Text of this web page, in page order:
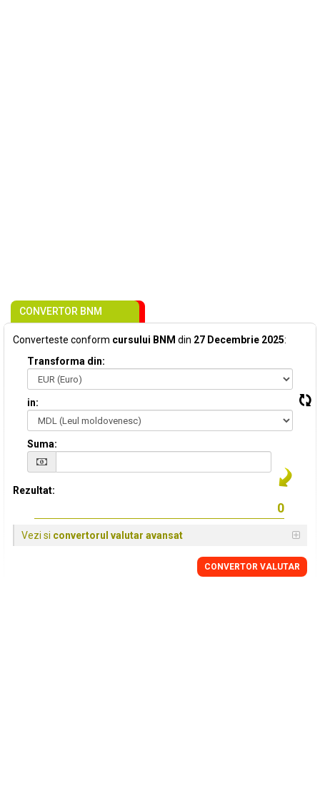
CONVERTOR BNM
Converteste conform cursului BNM din 27 Decembrie 2025:
Transforma din:
in:
Suma:
Rezultat:
Vezi si convertorul valutar avansat
CONVERTOR VALUTAR